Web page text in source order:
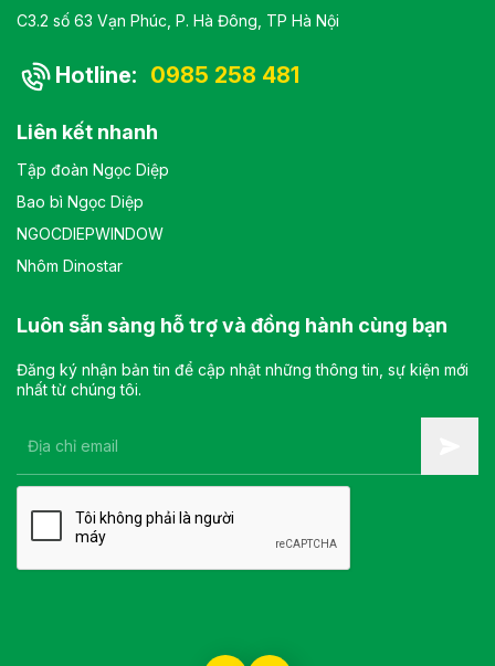
C3.2 số 63 Vạn Phúc, P. Hà Đông, TP Hà Nội
Hotline: 0985 258 481
Liên kết nhanh
Tập đoàn Ngọc Diệp
Bao bì Ngọc Diệp
NGOCDIEPWINDOW
Nhôm Dinostar
Luôn sẵn sàng hỗ trợ và đồng hành cùng bạn
Đăng ký nhận bản tin để cập nhật những thông tin, sự kiện mới
nhất từ chúng tôi.